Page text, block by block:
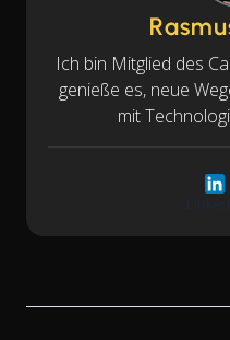
Ich bin Mitglied des
genieße es, neue
mit